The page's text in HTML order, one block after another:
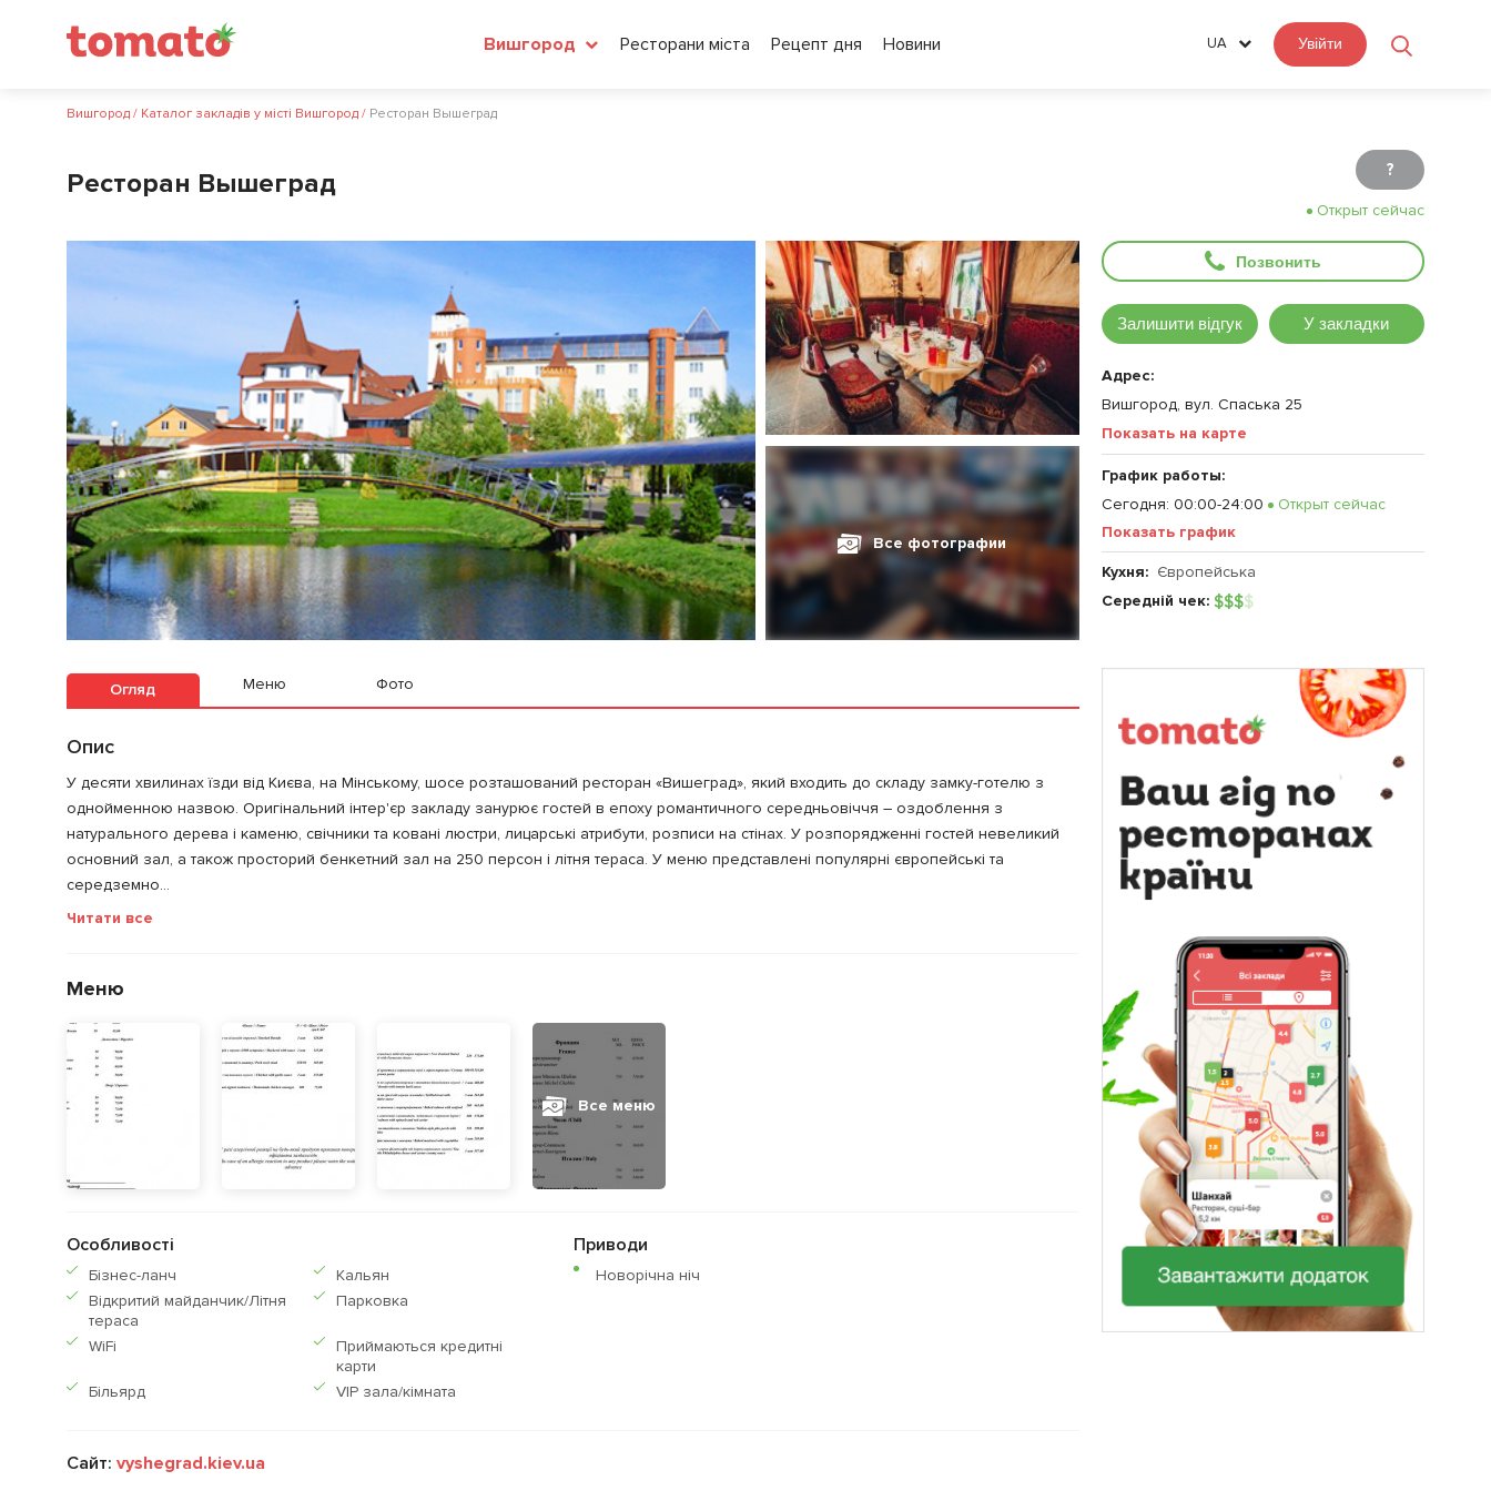
Вишгород Ресторани міста Рецепт дня Новини UA Увійти
Вишгород / Каталог закладів у місті Вишгород / Ресторан Вышеград
Ресторан Вышеград ?
Открыт сейчас
Позвонить
Залишити відгук У закладки
Адрес:
Вишгород, вул. Спаська 25
Показать на карте
График работы:
Сегодня: 00:00-24:00
Открыт сейчас
Показать график
Кухня: Європейська
Середній чек: $$$$
Все фотографии
Огляд Меню Фото
Опис
У десяти хвилинах їзди від Києва, на Мінському, шосе розташований ресторан «Вишеград», який входить до складу замку-готелю з
однойменною назвою. Оригінальний інтер'єр закладу занурює гостей в епоху романтичного середньовіччя – оздоблення з
натурального дерева і каменю, свічники та ковані люстри, лицарські атрибути, розписи на стінах. У розпорядженні гостей невеликий
основний зал, а також просторий бенкетний зал на 250 персон і літня тераса. У меню представлені популярні європейські та
середземно...
Читати все
Меню
Все меню
Особливості
Бiзнес-ланч
Кальян
Відкритий майданчик/Літня
тераса
Парковка
WiFi
Приймаються кредитнi
карти
Більярд
VIP зала/кімната
Приводи
Новорічна ніч
Сайт: vyshegrad.kiev.ua